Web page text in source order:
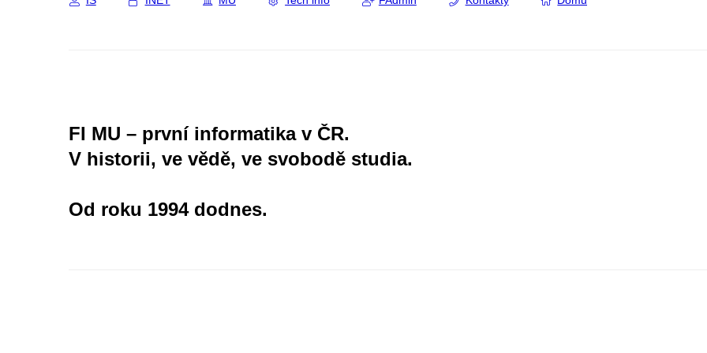
FI MU – první informatika v ČR.
V historii, ve vědě, ve svobodě studia.
Od roku 1994 dodnes.